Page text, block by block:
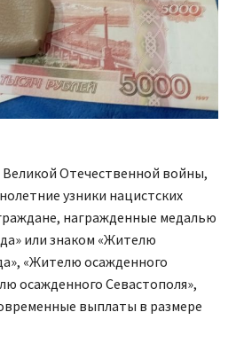
Отечественной войны,
узники нацистских
награжденные медалью
или знаком «Жителю
«Жителю осажденного
осажденного Севастополя»,
выплаты в размере